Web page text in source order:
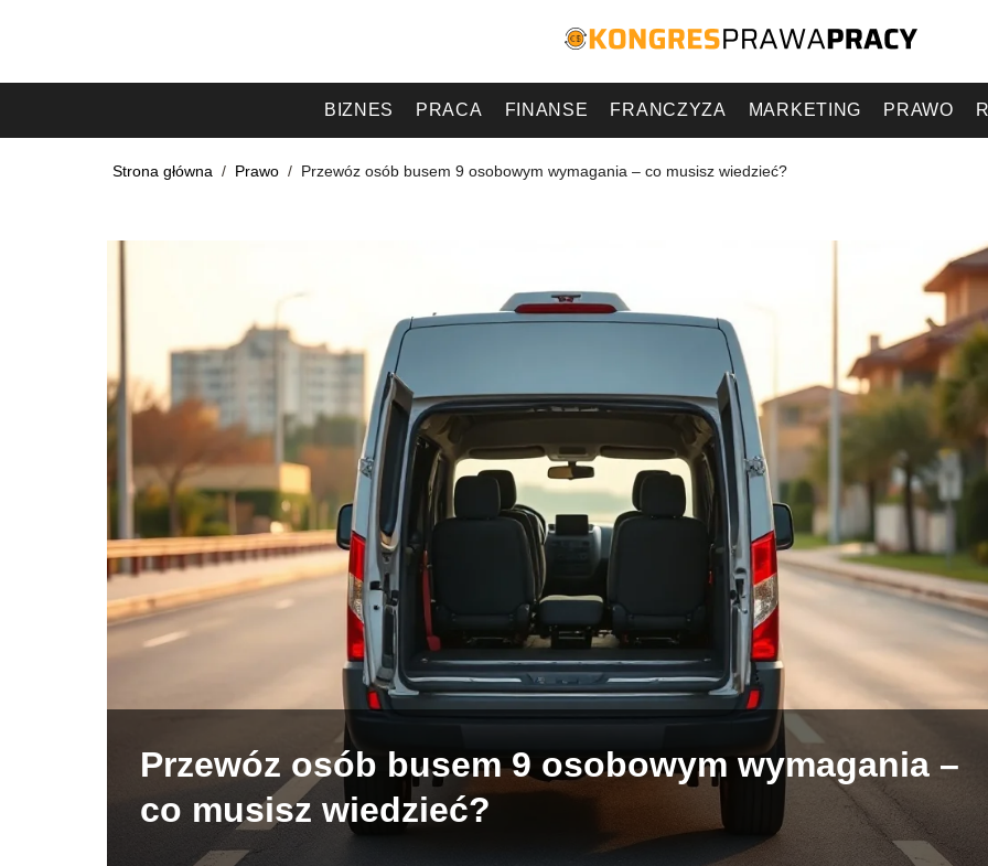
BIZNES PRACA FINANSE FRANCZYZA MARKETING PRAWO
Strona główna / Prawo / Przewóz osób busem 9 osobowym wymagania – co musisz wiedzieć?
Przewóz osób busem 9 osobowym wymagania –
co musisz wiedzieć?